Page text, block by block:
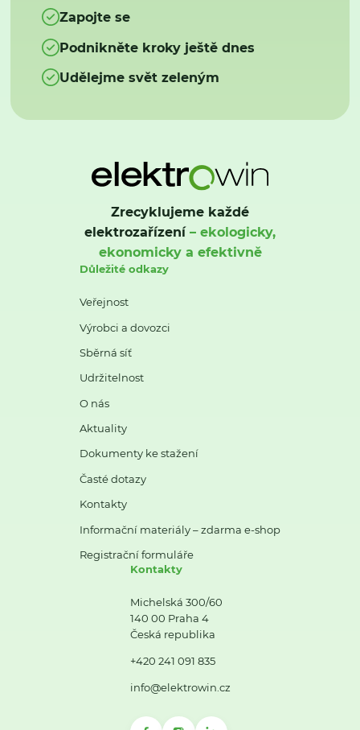
Zapojte se
Podnikněte kroky ještě dnes
Udělejme svět zeleným
Zrecyklujeme každé
elektrozařízení– ekologicky,
ekonomicky a efektivně
Důležité odkazy
Veřejnost
Výrobci a dovozci
Sběrná síť
Udržitelnost
O nás
Aktuality
Dokumenty ke stažení
Časté dotazy
Kontakty
Informační materiály – zdarma e-shop
Registrační formuláře
Kontakty
Michelská 300/60
140 00 Praha 4
Česká republika
+420 241 091 835
info@elektrowin.cz